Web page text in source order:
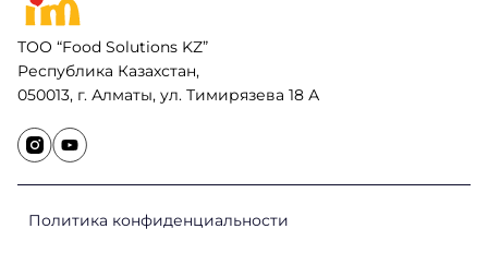
ТОО “Food Solutions KZ”
Республика Казахстан,
050013, г. Алматы, ул. Тимирязева 18 А
Политика конфиденциальности